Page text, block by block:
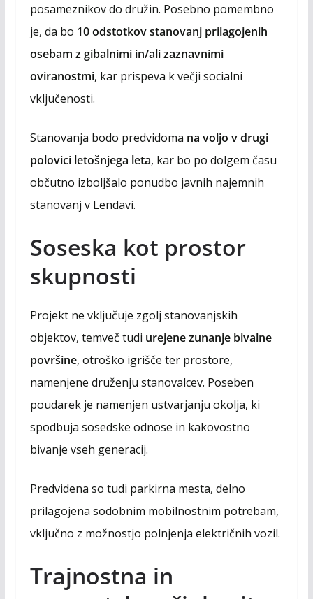
posameznikov do družin. Posebno pomembno
je, da bo 10 odstotkov stanovanj prilagojenih
osebam z gibalnimi in/ali zaznavnimi
oviranostmi, kar prispeva k večji socialni
vključenosti.
Stanovanja bodo predvidoma na voljo v drugi
polovici letošnjega leta, kar bo po dolgem času
občutno izboljšalo ponudbo javnih najemnih
stanovanj v Lendavi.
Soseska kot prostor
skupnosti
Projekt ne vključuje zgolj stanovanjskih
objektov, temveč tudi urejene zunanje bivalne
površine, otroško igrišče ter prostore,
namenjene druženju stanovalcev. Poseben
poudarek je namenjen ustvarjanju okolja, ki
spodbuja sosedske odnose in kakovostno
bivanje vseh generacij.
Predvidena so tudi parkirna mesta, delno
prilagojena sodobnim mobilnostnim potrebam,
vključno z možnostjo polnjenja električnih vozil.
Trajnostna in